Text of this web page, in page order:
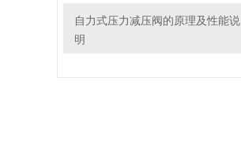
自力式压力减压阀的原理及性能说
明